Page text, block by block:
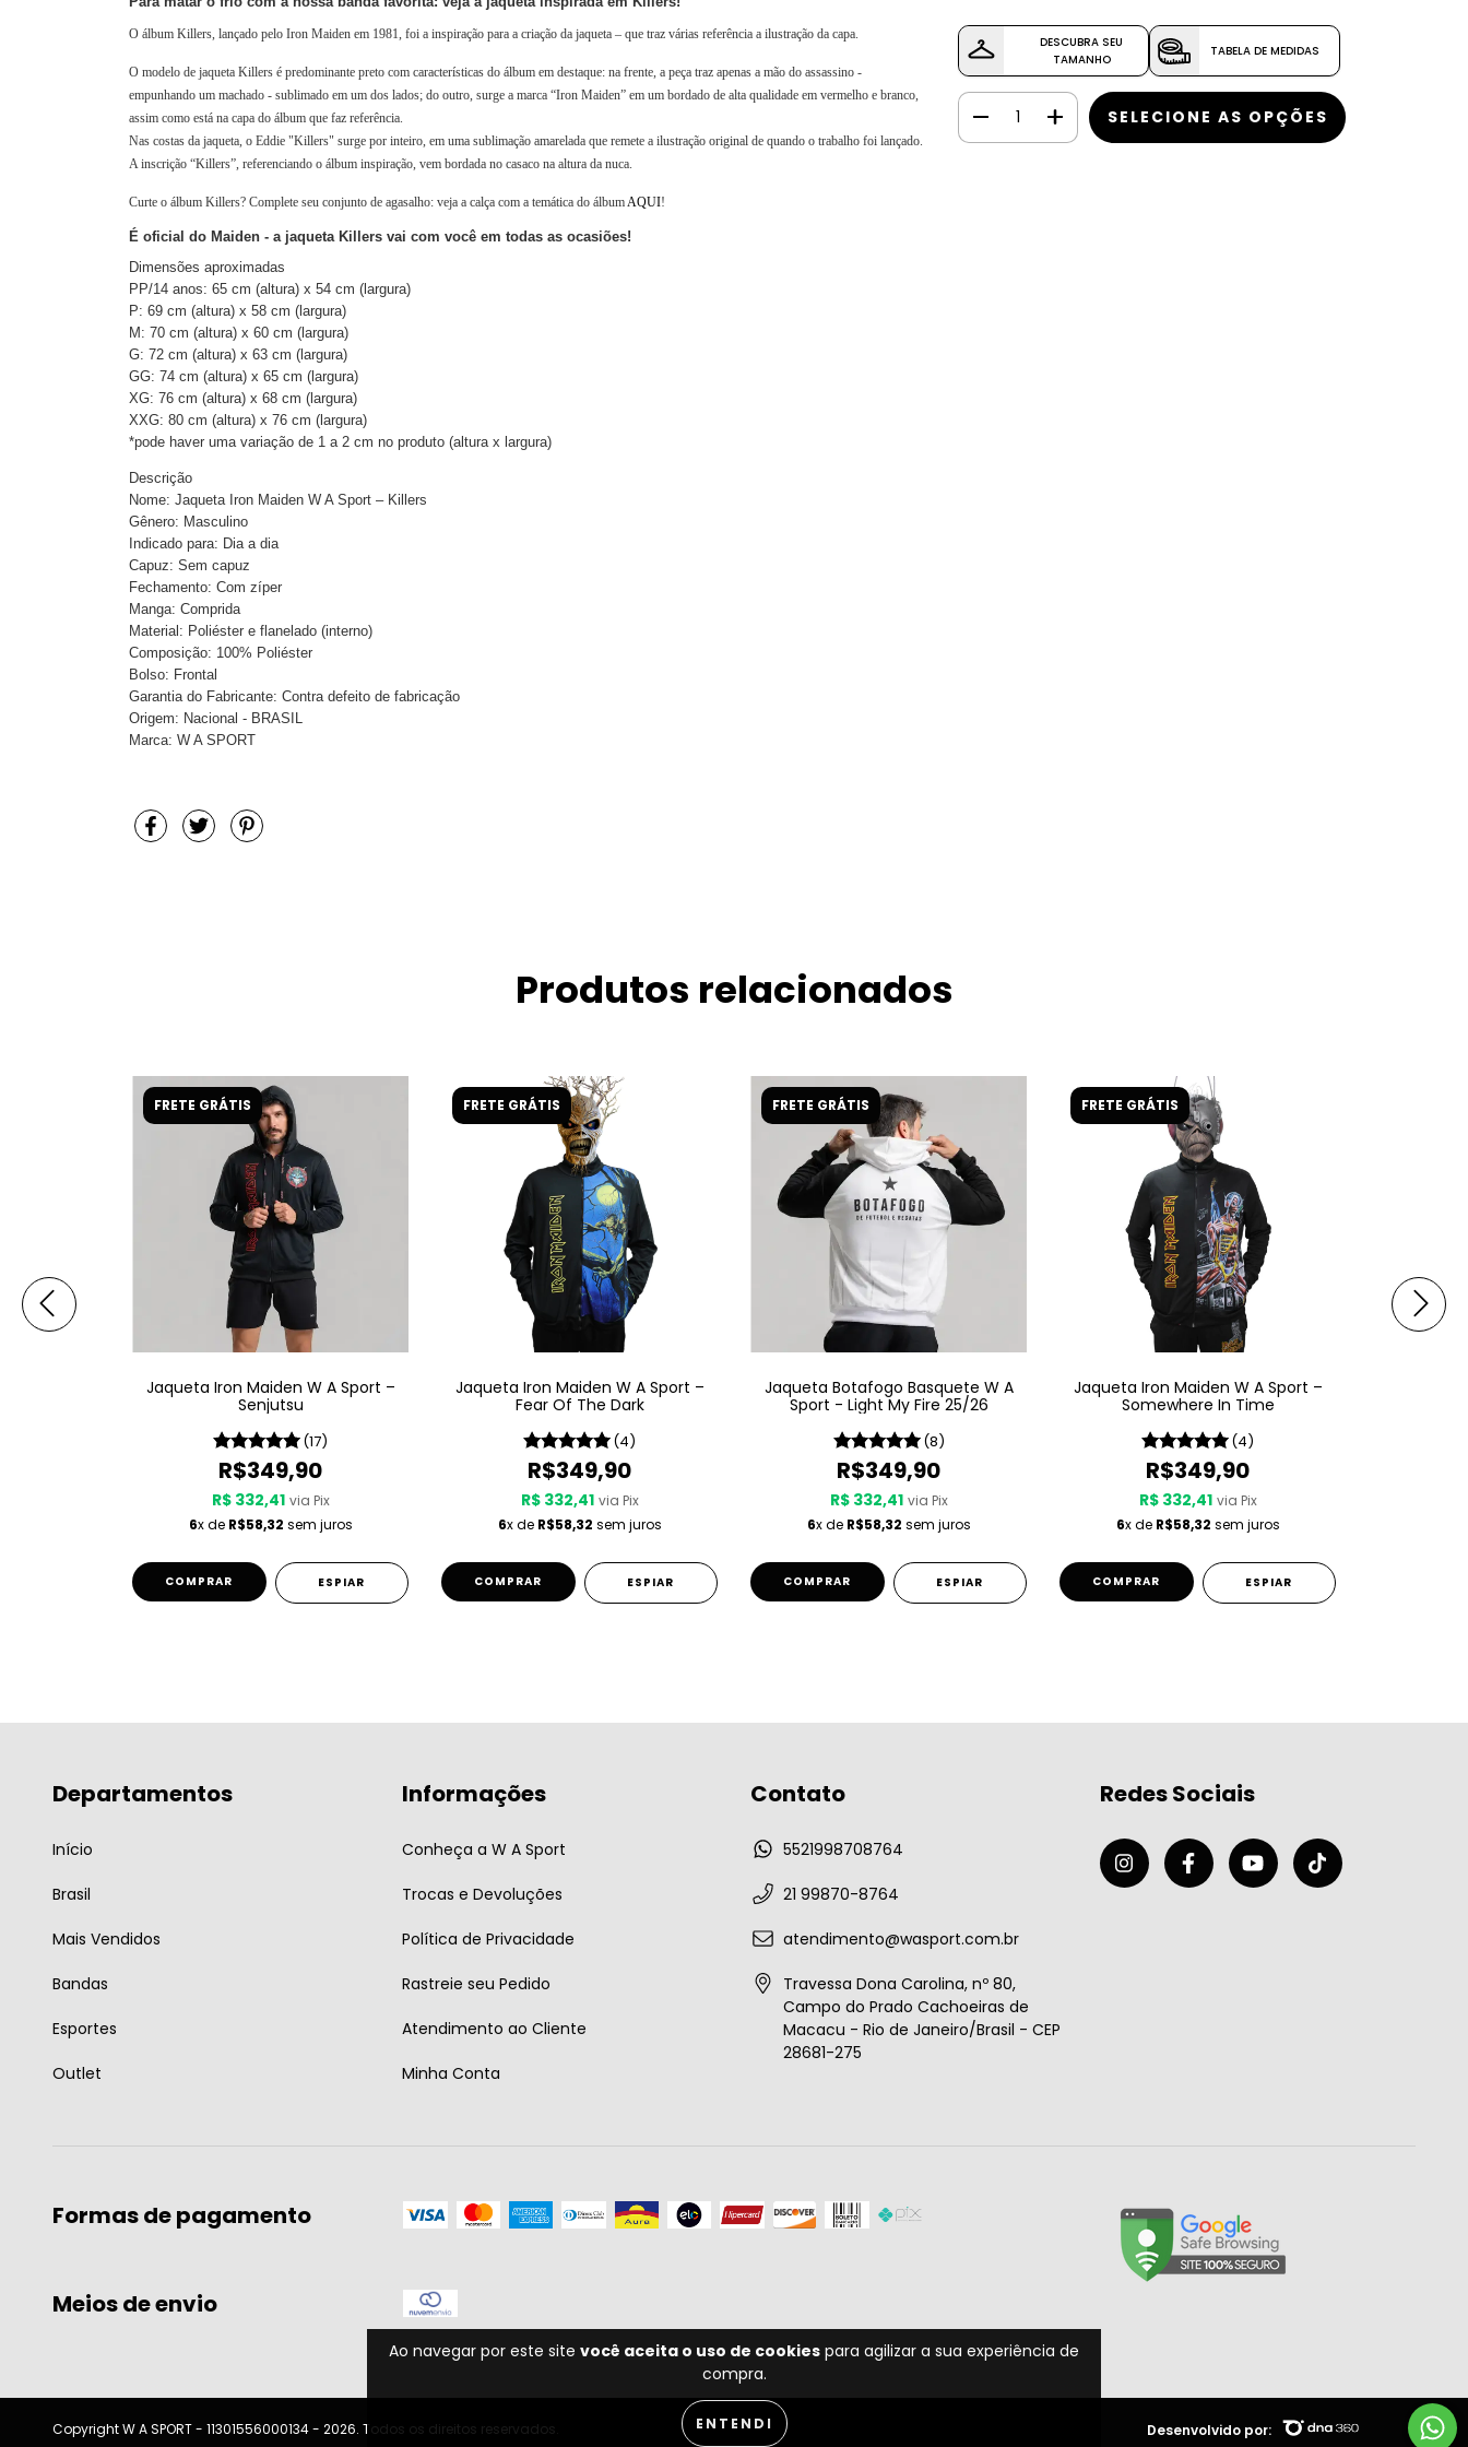
Ao navegar por este site você aceita o uso de cookies para agilizar a sua experiência de
compra.
ENTENDI
O álbum Killers, lançado pelo Iron Maiden em 1981, foi a inspiração para a criação da jaqueta – que traz várias referência a ilustração da capa.
O modelo de jaqueta Killers é predominante preto com características do álbum em destaque: na frente, a peça traz apenas a mão do assassino -
empunhando um machado - sublimado em um dos lados; do outro, surge a marca “Iron Maiden” em um bordado de alta qualidade em vermelho e branco,
assim como está na capa do álbum que faz referência.
Nas costas da jaqueta, o Eddie "Killers" surge por inteiro, em uma sublimação amarelada que remete a ilustração original de quando o trabalho foi lançado.
A inscrição “Killers”, referenciando o álbum inspiração, vem bordada no casaco na altura da nuca.
Curte o álbum Killers? Complete seu conjunto de agasalho: veja a calça com a temática do álbum AQUI!
É oficial do Maiden - a jaqueta Killers vai com você em todas as ocasiões!
Dimensões aproximadas
PP/14 anos: 65 cm (altura) x 54 cm (largura)
P: 69 cm (altura) x 58 cm (largura)
M: 70 cm (altura) x 60 cm (largura)
G: 72 cm (altura) x 63 cm (largura)
GG: 74 cm (altura) x 65 cm (largura)
XG: 76 cm (altura) x 68 cm (largura)
XXG: 80 cm (altura) x 76 cm (largura)
*pode haver uma variação de 1 a 2 cm no produto (altura x largura)
Descrição
Nome: Jaqueta Iron Maiden W A Sport – Killers
Gênero: Masculino
Indicado para: Dia a dia
Capuz: Sem capuz
Fechamento: Com zíper
Manga: Comprida
Material: Poliéster e flanelado (interno)
Composição: 100% Poliéster
Bolso: Frontal
Garantia do Fabricante: Contra defeito de fabricação
Origem: Nacional - BRASIL
Marca: W A SPORT
DESCUBRA SEU
TAMANHO
TABELA DE MEDIDAS
Produtos relacionados
FRETE GRÁTIS
Jaqueta Iron Maiden W A Sport –
Senjutsu
(17)
R$349,90
R$ 332,41 via Pix
6x de R$58,32 sem juros
COMPRAR ESPIAR
FRETE GRÁTIS
Jaqueta Iron Maiden W A Sport –
Fear Of The Dark
(4)
R$349,90
R$ 332,41 via Pix
6x de R$58,32 sem juros
COMPRAR ESPIAR
FRETE GRÁTIS
Jaqueta Botafogo Basquete W A
Sport - Light My Fire 25/26
(8)
R$349,90
R$ 332,41 via Pix
6x de R$58,32 sem juros
COMPRAR ESPIAR
FRETE GRÁTIS
Jaqueta Iron Maiden W A Sport –
Somewhere In Time
(4)
R$349,90
R$ 332,41 via Pix
6x de R$58,32 sem juros
COMPRAR ESPIAR
Departamentos
Início
Brasil
Mais Vendidos
Bandas
Esportes
Outlet
Informações
Conheça a W A Sport
Trocas e Devoluções
Política de Privacidade
Rastreie seu Pedido
Atendimento ao Cliente
Minha Conta
Contato
5521998708764
21 99870-8764
atendimento@wasport.com.br
Travessa Dona Carolina, nº 80,
Campo do Prado Cachoeiras de
Macacu - Rio de Janeiro/Brasil - CEP
28681-275
Redes Sociais
Formas de pagamento
Meios de envio
Copyright W A SPORT - 11301556000134 - 2026. Todos os direitos reservados. Desenvolvido por: